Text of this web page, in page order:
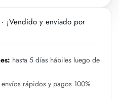
· ¡Vendido y enviado por
hasta 5 días hábiles luego de
envíos rápidos y pagos 100%